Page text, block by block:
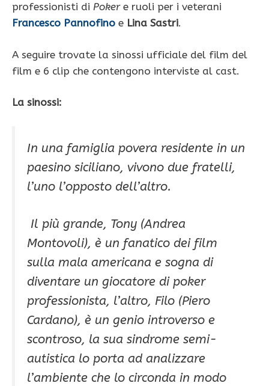
professionisti di Pokere ruoli per i veterani
Francesco Pannofino e Lina Sastri.
A seguire trovate la sinossi ufficiale del film del
film e 6 clip che contengono interviste al cast.
La sinossi:
In una famiglia povera residente in un
paesino siciliano, vivono due fratelli,
l’uno l’opposto dell’altro.
Il più grande, Tony (Andrea
Montovoli), è un fanatico dei film
sulla mala americana e sogna di
diventare un giocatore di poker
professionista, l’altro, Filo (Piero
Cardano), è un genio introverso e
scontroso, la sua sindrome semi-
autistica lo porta ad analizzare
l’ambiente che lo circonda in modo